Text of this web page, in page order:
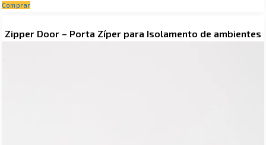
Comprar
Zipper Door – Porta Zíper para Isolamento de ambientes
range: